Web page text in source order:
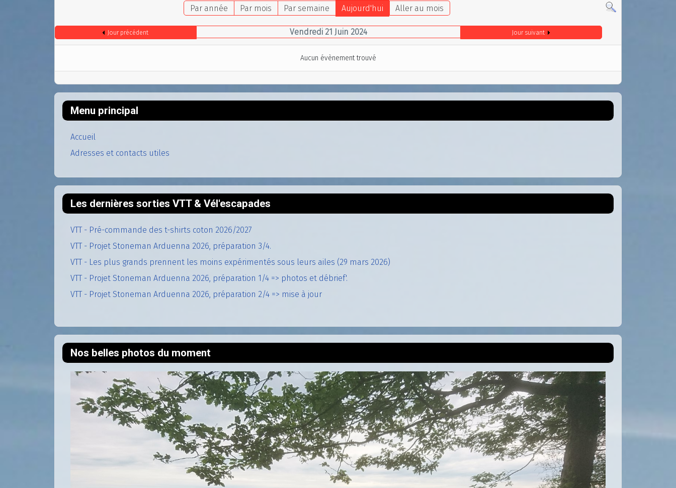
Par année Par mois Par semaine Aujourd'hui Aller au mois
Jour précédent Vendredi 21 Juin 2024 Jour suivant
Aucun évènement trouvé
Menu principal
Accueil
Adresses et contacts utiles
Les dernières sorties VTT & Vél'escapades
VTT - Pré-commande des t-shirts coton 2026/2027
VTT - Projet Stoneman Arduenna 2026, préparation 3/4.
VTT - Les plus grands prennent les moins expérimentés sous leurs ailes (29 mars 2026)
VTT - Projet Stoneman Arduenna 2026, préparation 1/4 => photos et débrief'.
VTT - Projet Stoneman Arduenna 2026, préparation 2/4 => mise à jour
Nos belles photos du moment